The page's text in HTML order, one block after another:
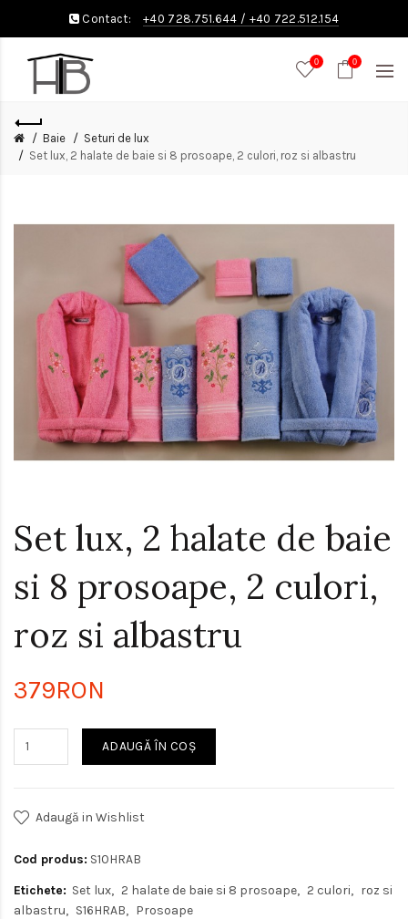
Contact: +40 728.751.644 / +40 722.512.154
0 0
Baie
Seturi de lux
Set lux, 2 halate de baie si 8 prosoape, 2 culori, roz si albastru
Set lux, 2 halate de baie
si 8 prosoape, 2 culori,
roz si albastru
379RON
ADAUGĂ ÎN COŞ
Adaugă in Wishlist
Cod produs: S10HRAB
Etichete: Set lux 2 halate de baie si 8 prosoape 2 culori
roz si
albastru
S16HRAB
Prosoape